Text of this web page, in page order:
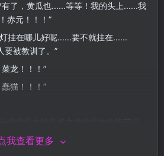
了，黄瓜也......等等！我的头上......我
赤元！！！”
挂在哪儿好呢......要不就挂在......
要被教训了。”
龙！！！”
猫！！！”
初持续到六月初，寓意着播种的结束
征着“播初春，盼丰秋”。
我查看更多